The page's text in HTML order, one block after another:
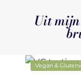
Uit
Vegan &